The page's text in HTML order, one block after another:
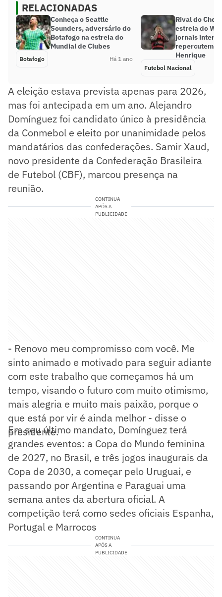
RELACIONADAS
Conheça o Seattle
Sounders, adversário do
Botafogo na estreia do
Mundial de Clubes
Botafogo Há 1 ano
Rival do
estrela do
jornais
repercutem
Henrique
Futebol Nacional
A eleição estava prevista apenas para 2026,
mas foi antecipada em um ano. Alejandro
Domínguez foi candidato único à presidência
da Conmebol e eleito por unanimidade pelos
mandatários das confederações. Samir Xaud,
novo presidente da Confederação Brasileira
de Futebol (CBF), marcou presença na
reunião.
CONTINUA
APÓS A
PUBLICIDADE
- Renovo meu compromisso com você. Me
sinto animado e motivado para seguir adiante
com este trabalho que começamos há um
tempo, visando o futuro com muito otimismo,
mais alegria e muito mais paixão, porque o
que está por vir é ainda melhor - disse o
presidente.
Em seu último mandato, Domínguez terá
grandes eventos: a Copa do Mundo feminina
de 2027, no Brasil, e três jogos inaugurais da
Copa de 2030, a começar pelo Uruguai, e
passando por Argentina e Paraguai uma
semana antes da abertura oficial. A
competição terá como sedes oficiais Espanha,
Portugal e Marrocos
CONTINUA
APÓS A
PUBLICIDADE